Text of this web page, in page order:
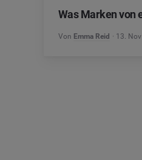
Was Marken von
Von Emma Reid 13.